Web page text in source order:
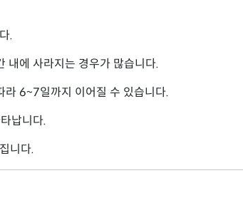
.
내에 사라지는 경우가 많습니다.
라 6~7일까지 이어질 수 있습니다.
납니다.
니다.